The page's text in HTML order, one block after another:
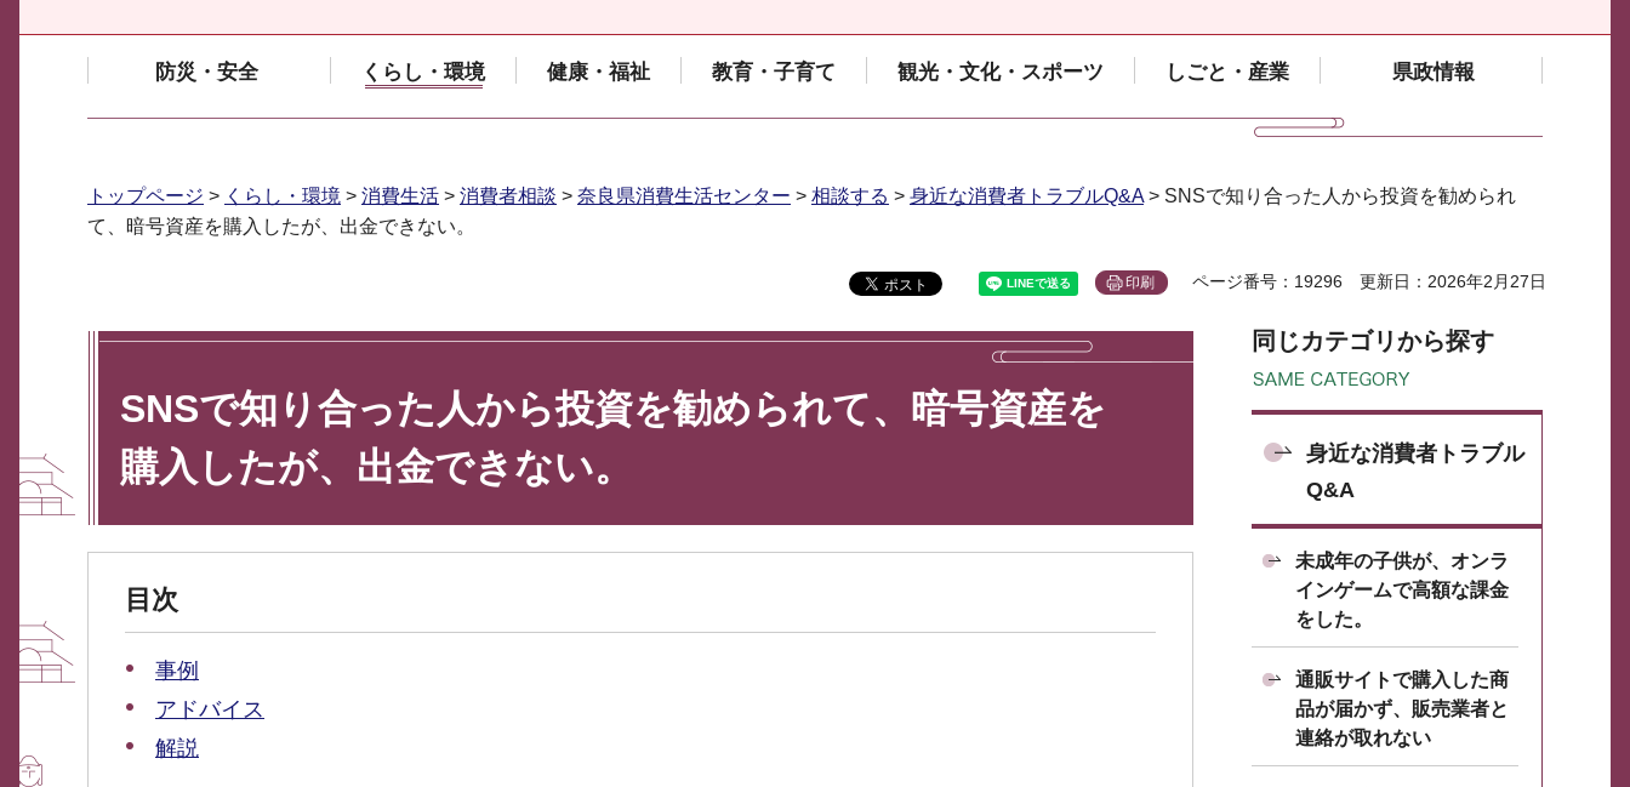
防災・安全 くらし・環境 健康・福祉 教育・子育て 観光・文化・スポーツ しごと・産業 県政情報
トップページ > くらし・環境 > 消費生活 > 消費者相談 > 奈良県消費生活センター > 相談する > 身近な消費者トラブルQ&A > SNSで知り合った人から投資を勧められ
て、暗号資産を購入したが、出金できない。
印刷 ページ番号：19296 更新日：2026年2月27日
SNSで知り合った人から投資を勧められて、暗号資産を
購入したが、出金できない。
目次
事例
アドバイス
解説
同じカテゴリから探す
身近な消費者トラブル
Q&A
未成年の子供が、オンラ
インゲームで高額な課金
をした。
通販サイトで購入した商
品が届かず、販売業者と
連絡が取れない